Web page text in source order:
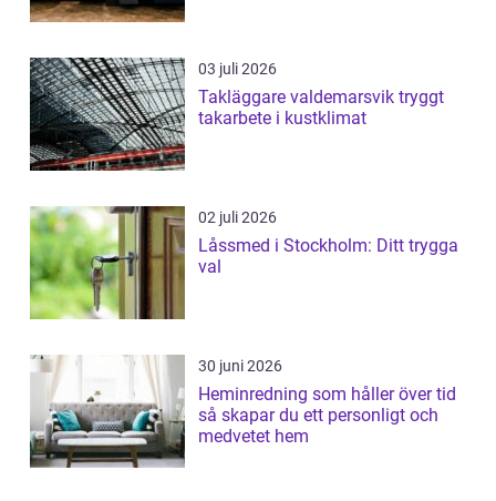
03 juli 2026
Takläggare valdemarsvik tryggt
takarbete i kustklimat
02 juli 2026
Låssmed i Stockholm: Ditt trygga
val
30 juni 2026
Heminredning som håller över tid
så skapar du ett personligt och
medvetet hem